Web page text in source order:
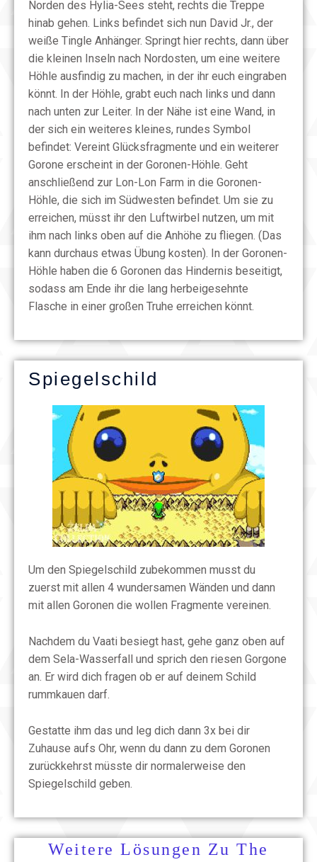
Norden des Hylia-Sees steht, rechts die Treppe
hinab gehen. Links befindet sich nun David Jr., der
weiße Tingle Anhänger. Springt hier rechts, dann über
die kleinen Inseln nach Nordosten, um eine weitere
Höhle ausfindig zu machen, in der ihr euch eingraben
könnt. In der Höhle, grabt euch nach links und dann
nach unten zur Leiter. In der Nähe ist eine Wand, in
der sich ein weiteres kleines, rundes Symbol
befindet: Vereint Glücksfragmente und ein weiterer
Gorone erscheint in der Goronen-Höhle. Geht
anschließend zur Lon-Lon Farm in die Goronen-
Höhle, die sich im Südwesten befindet. Um sie zu
erreichen, müsst ihr den Luftwirbel nutzen, um mit
ihm nach links oben auf die Anhöhe zu fliegen. (Das
kann durchaus etwas Übung kosten). In der Goronen-
Höhle haben die 6 Goronen das Hindernis beseitigt,
sodass am Ende ihr die lang herbeigesehnte
Flasche in einer großen Truhe erreichen könnt.
Spiegelschild
Um den Spiegelschild zubekommen musst du
zuerst mit allen 4 wundersamen Wänden und dann
mit allen Goronen die wollen Fragmente vereinen.
Nachdem du Vaati besiegt hast, gehe ganz oben auf
dem Sela-Wasserfall und sprich den riesen Gorgone
an. Er wird dich fragen ob er auf deinem Schild
rummkauen darf.
Gestatte ihm das und leg dich dann 3x bei dir
Zuhause aufs Ohr, wenn du dann zu dem Goronen
zurückkehrst müsste dir normalerweise den
Spiegelschild geben.
Weitere Lösungen Zu The